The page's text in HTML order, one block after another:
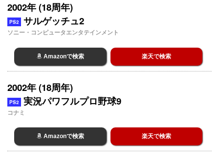
2002年 (18周年)
PS2 サルゲッチュ2
ソニー・コンピュータエンタテインメント
Amazonで検索 楽天で検索
2002年 (18周年)
PS2 実況パワフルプロ野球9
コナミ
Amazonで検索 楽天で検索